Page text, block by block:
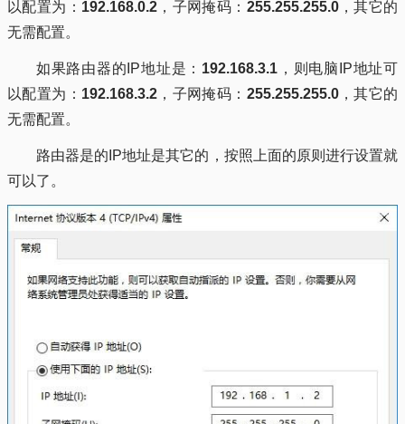
以配置为： 192.168.0.2，子网掩码： 255.255.255.0，其它的
无需配置。
如果路由器的IP地址是： 192.168.3.1 ，则电脑IP地址可
以配置为： 192.168.3.2，子网掩码： 255.255.255.0，其它的
无需配置。
路由器是的IP地址是其它的，按照上面的原则进行设置就
可以了。